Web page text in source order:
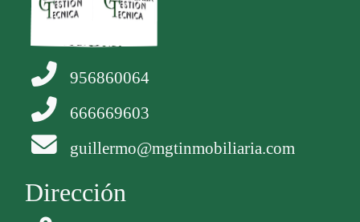
956860064
666669603
guillermo@mgtinmobiliaria.com
Dirección